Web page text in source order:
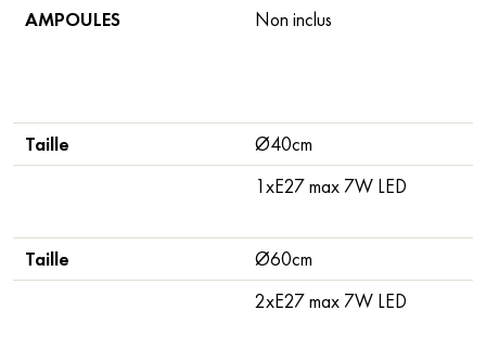
Taille
Ø40cm
1xE27 max 7W LED
Taille
Ø60cm
2xE27 max 7W LED
AMPOULES
Non inclus